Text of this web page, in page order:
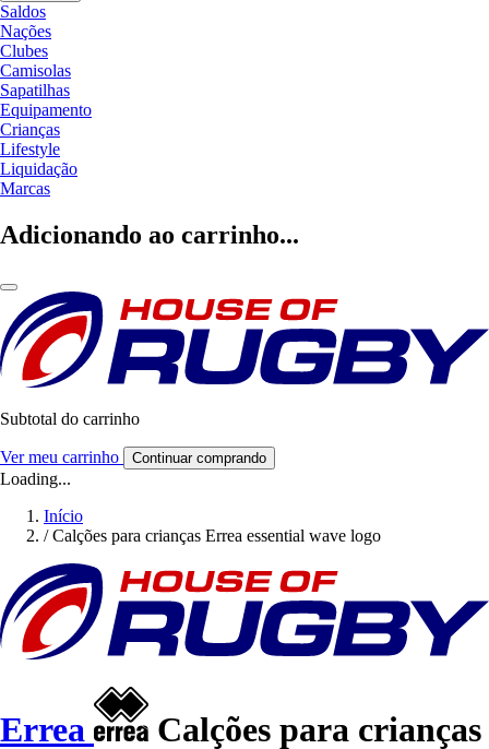
Saldos
Nações
Clubes
Camisolas
Sapatilhas
Equipamento
Crianças
Lifestyle
Liquidação
Marcas
Adicionando ao carrinho...
Subtotal do carrinho
Ver meu carrinho Continuar comprando
Loading...
Início
/ Calções para crianças Errea essential wave logo
Errea
Calções para crianças